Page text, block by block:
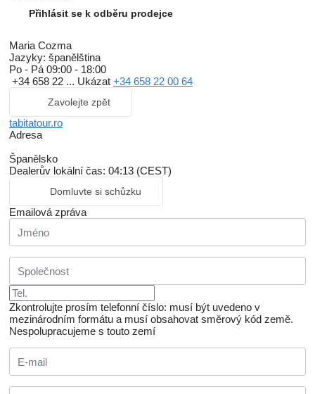
Přihlásit se k odběru prodejce
Maria Cozma
Jazyky: španělština
Po - Pá 09:00 - 18:00
+34 658 22 ... Ukázat +34 658 22 00 64
Zavolejte zpět
tabitatour.ro
Adresa
Španělsko
Dealerův lokální čas: 04:13 (CEST)
Domluvte si schůzku
Emailová zpráva
Zkontrolujte prosím telefonní číslo: musí být uvedeno v
mezinárodním formátu a musí obsahovat směrový kód země.
Nespolupracujeme s touto zemí